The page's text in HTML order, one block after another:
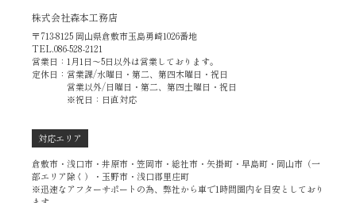
株式会社森本工務店
〒713-8125 岡山県倉敷市玉島勇崎1026番地
TEL.086-528-2121
営業日：1月1日～5日以外は営業しております。
定休日：営業課/水曜日・第二、第四木曜日・祝日
営業以外/日曜日・第二、第四土曜日・祝日
※祝日：日直対応
対応エリア
倉敷市・浅口市・井原市・笠岡市・総社市・矢掛町・早島町・岡山市（一
部エリア除く）・玉野市・浅口郡里庄町
※迅速なアフターサポートの為、弊社から車で1時間圏内を目安としており